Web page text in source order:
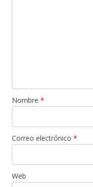
Nombre *
Correo electrónico *
Web